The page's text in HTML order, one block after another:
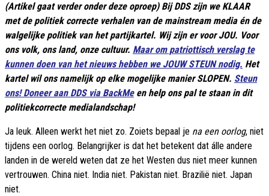
(Artikel gaat verder onder deze oproep) Bij DDS zijn we KLAAR
met de politiek correcte verhalen van de mainstream media én de
walgelijke politiek van het partijkartel. Wij zijn er voor JOU. Voor
ons volk, ons land, onze cultuur. Maar om patriottisch verslag te
kunnen doen van het nieuws hebben we JOUW STEUN nodig. Het
kartel wil ons namelijk op elke mogelijke manier SLOPEN. Steun
ons! Doneer aan DDS via BackMeen help ons pal te staan in dit
politiekcorrecte medialandschap!
Ja leuk. Alleen werkt het niet zo. Zoiets bepaal je na een oorlog, niet
tijdens een oorlog. Belangrijker is dat het betekent dat álle andere
landen in de wereld weten dat ze het Westen dus niet meer kunnen
vertrouwen. China niet. India niet. Pakistan niet. Brazilië niet. Japan
niet.